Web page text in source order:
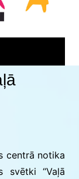
centrā notika
svētki “Vaļā